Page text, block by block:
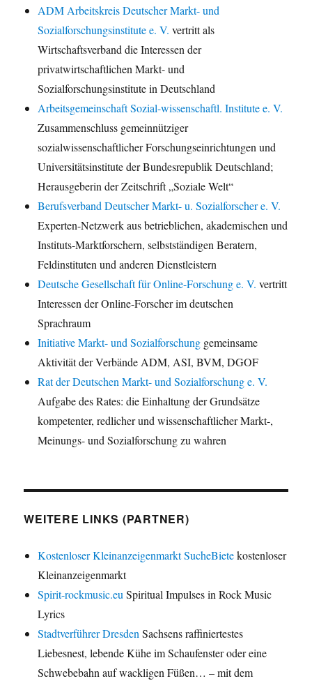
ADM Arbeitskreis Deutscher Markt- und
Sozialforschungsinstitute e. V. vertritt als
Wirtschaftsverband die Interessen der
privatwirtschaftlichen Markt- und
Sozialforschungsinstitute in Deutschland
Arbeitsgemeinschaft Sozial-wissenschaftl. Institute e. V.
Zusammenschluss gemeinnütziger
sozialwissenschaftlicher Forschungseinrichtungen und
Universitätsinstitute der Bundesrepublik Deutschland;
Herausgeberin der Zeitschrift „Soziale Welt“
Berufsverband Deutscher Markt- u. Sozialforscher e. V.
Experten-Netzwerk aus betrieblichen, akademischen und
Instituts-Marktforschern, selbstständigen Beratern,
Feldinstituten und anderen Dienstleistern
Deutsche Gesellschaft für Online-Forschung e. V. vertritt
Interessen der Online-Forscher im deutschen
Sprachraum
Initiative Markt- und Sozialforschung gemeinsame
Aktivität der Verbände ADM, ASI, BVM, DGOF
Rat der Deutschen Markt- und Sozialforschung e. V.
Aufgabe des Rates: die Einhaltung der Grundsätze
kompetenter, redlicher und wissenschaftlicher Markt-,
Meinungs- und Sozialforschung zu wahren
WEITERE LINKS (PARTNER)
Kostenloser Kleinanzeigenmarkt SucheBietekostenloser
Kleinanzeigenmarkt
Spirit-rockmusic.eu Spiritual Impulses in Rock Music
Lyrics
Stadtverführer Dresden Sachsens raffiniertestes
Liebesnest, lebende Kühe im Schaufenster oder eine
Schwebebahn auf wackligen Füßen… – mit dem